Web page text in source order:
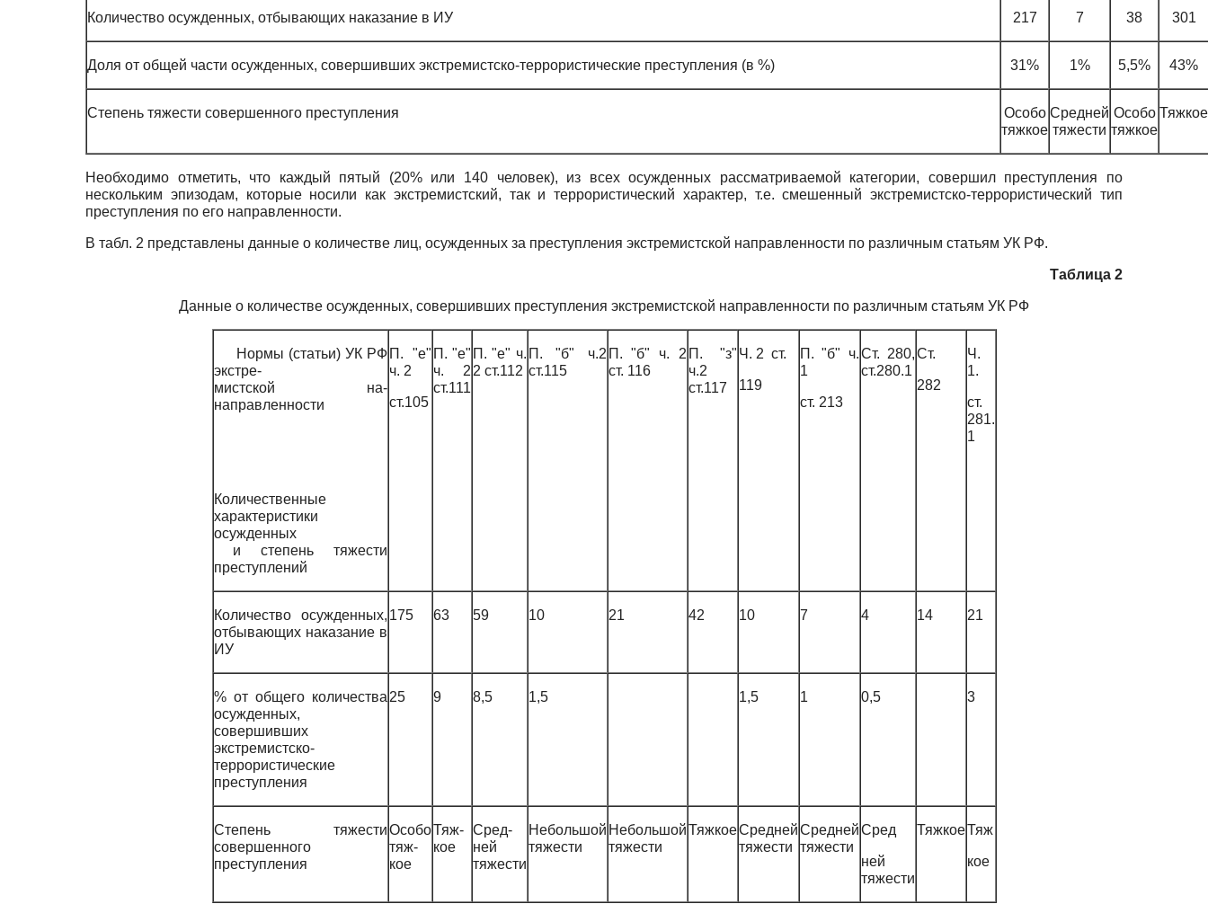
Количество осужденных, отбывающих наказание в ИУ 217 7 38 301
Доля от общей части осужденных, совершивших экстремистско-террористические преступления (в %) 31% 1% 5,5% 43%
Степень тяжести совершенного преступления
Особо
тяжкое
Средней
тяжести
Особо
тяжкое
Тяжкое
Необходимо отметить, что каждый пятый (20% или 140 человек), из всех осужденных рассматриваемой категории, совершил преступления по
нескольким эпизодам, которые носили как экстремистский, так и террористический характер, т.е. смешенный экстремистско-террористический тип
преступления по его направленности.
В табл. 2 представлены данные о количестве лиц, осужденных за преступления экстремистской направленности по различным статьям УК РФ.
Таблица 2
Данные о количестве осужденных, совершивших преступления экстремистской направленности по различным статьям УК РФ
Нормы (статьи) УК РФ
экстре-
мистской на-
направленности
Количественные
характеристики
осужденных
и степень тяжести
преступлений
П. "е"
ч. 2
ст.105
П. "е"
ч. 2
ст.111
П. "е" ч.
2 ст.112
П. "б" ч.2
ст.115
П. "б" ч. 2
ст. 116
П. "з"
ч.2
ст.117
Ч. 2 ст.
119
П. "б" ч.
1
ст. 213
Ст. 280,
ст.280.1
Ст.
282
Ч.
1.
ст.
281.
1
Количество осужденных,
отбывающих наказание в
ИУ
175 63 59 10 21 42 10 7 4 14 21
% от общего количества
осужденных,
совершивших
экстремистско-
террористические
преступления
25 9 8,5 1,5 1,5 1 0,5 3
Степень тяжести
совершенного
преступления
Особо
тяж-
кое
Тяж-
кое
Сред-
ней
тяжести
Небольшой
тяжести
Небольшой
тяжести
ТяжкоеСредней
тяжести
Средней
тяжести
Сред
ней
тяжести
ТяжкоеТяж
кое